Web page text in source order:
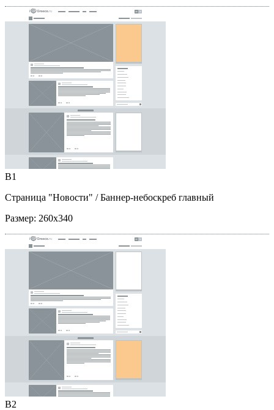
B1
Страница "Новости" / Баннер-небоскреб главный
Размер: 260x340
B2